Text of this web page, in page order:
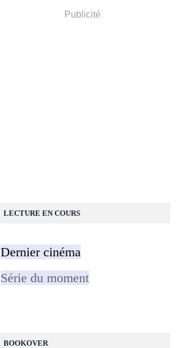
BOOKOVER
Publicité
LECTURE EN COURS
Dernier cinéma
Série du moment